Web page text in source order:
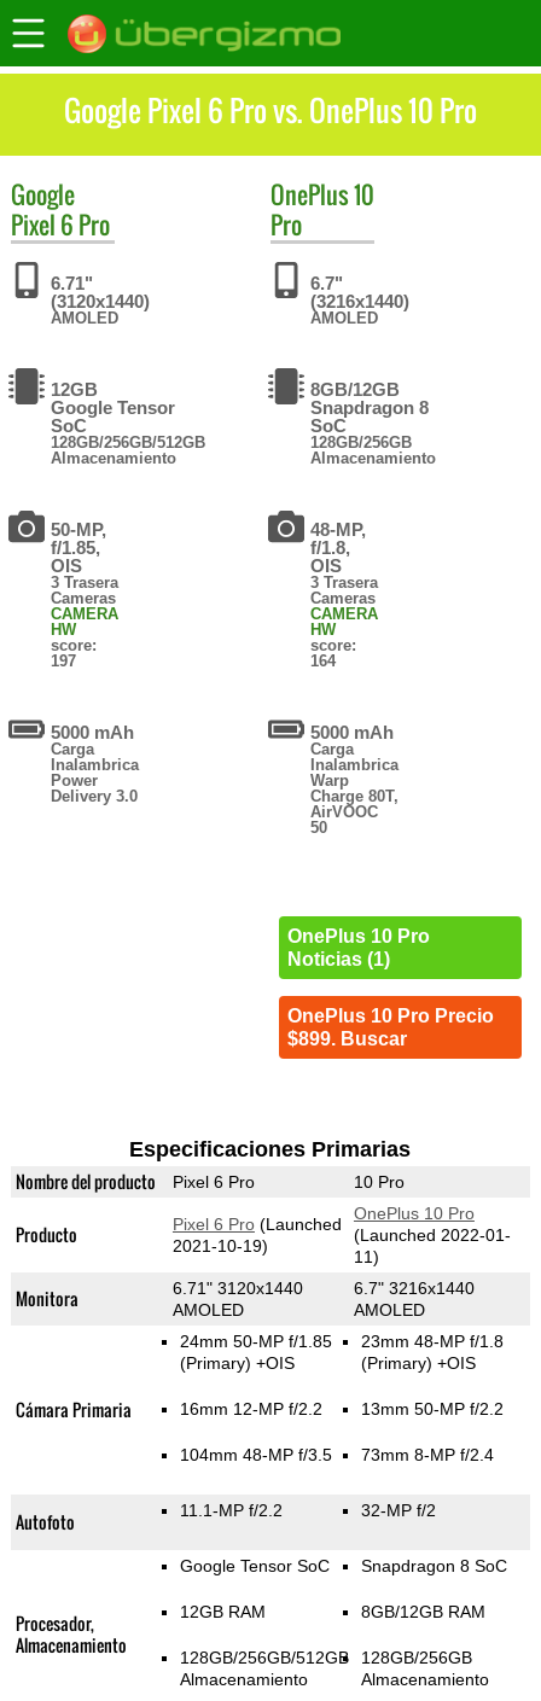
Google Pixel 6 Pro vs. OnePlus 10 Pro
Google
Pixel 6 Pro
6.71"
(3120x1440)
AMOLED
12GB
Google Tensor
SoC
128GB/256GB/512GB
Almacenamiento
50-MP,
f/1.85,
OIS
3 Trasera
Cameras
CAMERA
HW
score:
197
5000 mAh
Carga
Inalambrica
Power
Delivery 3.0
OnePlus10
Pro
6.7"
(3216x1440)
AMOLED
8GB/12GB
Snapdragon 8
SoC
128GB/256GB
Almacenamiento
48-MP,
f/1.8,
OIS
3 Trasera
Cameras
CAMERA
HW
score:
164
5000 mAh
Carga
Inalambrica
Warp
Charge 80T,
AirVOOC
50
OnePlus 10 Pro
Noticias (1)
OnePlus 10 Pro Precio
$899. Buscar
Especificaciones Primarias
Nombre del producto Pixel 6 Pro 10 Pro
Producto Pixel 6 Pro(Launched
2021-10-19)
OnePlus 10 Pro
(Launched 2022-01-
11)
Monitora
6.71" 3120x1440
AMOLED
6.7" 3216x1440
AMOLED
Cámara Primaria
24mm 50-MP f/1.85
(Primary) +OIS
16mm 12-MP f/2.2
104mm 48-MP f/3.5
23mm 48-MP f/1.8
(Primary) +OIS
13mm 50-MP f/2.2
73mm 8-MP f/2.4
Autofoto 11.1-MP f/2.2 32-MP f/2
Procesador,
Almacenamiento
Google Tensor SoC
12GB RAM
128GB/256GB/512GB
Almacenamiento
Snapdragon 8 SoC
8GB/12GB RAM
128GB/256GB
Almacenamiento